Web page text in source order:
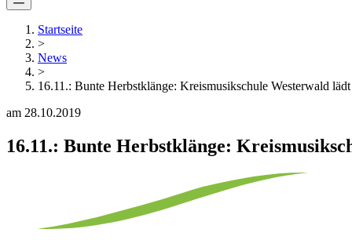
Startseite
>
News
>
16.11.: Bunte Herbstklänge: Kreismusikschule Westerwald
am 28.10.2019
16.11.: Bunte Herbstklänge: